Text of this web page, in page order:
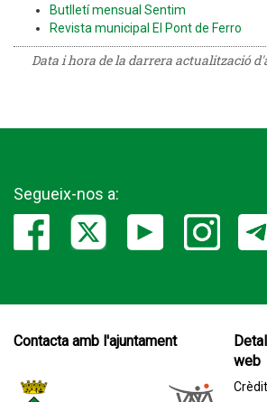
Butlletí mensual Sentim
Revista municipal El Pont de Ferro
Data i hora de la darrera actualització
Segueix-nos a:
Contacta amb l'ajuntament
web